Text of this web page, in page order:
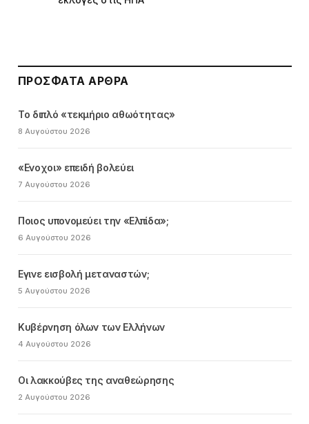
ΠΡΌΣΦΑΤΑ ΆΡΘΡΑ
Το διπλό «τεκμήριο αθωότητας»
8 Αυγούστου 2026
«Ενοχοι» επειδή βολεύει
7 Αυγούστου 2026
Ποιος υπονομεύει την «Ελπίδα»;
6 Αυγούστου 2026
Εγινε εισβολή μεταναστών;
5 Αυγούστου 2026
Κυβέρνηση όλων των Ελλήνων
4 Αυγούστου 2026
Οι λακκούβες της αναθεώρησης
2 Αυγούστου 2026